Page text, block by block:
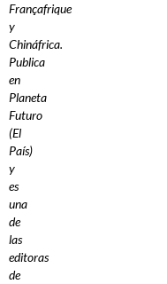
Françafrique
y
Chináfrica.
Publica
en
Planeta
Futuro
(El
País)
y
es
una
de
las
editoras
de